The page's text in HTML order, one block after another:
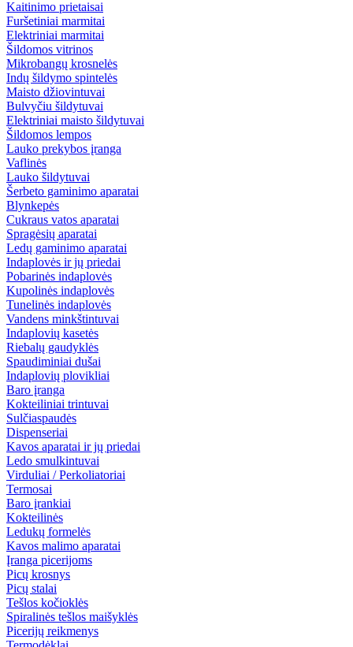
Kaitinimo prietaisai
Furšetiniai marmitai
Elektriniai marmitai
Šildomos vitrinos
Mikrobangų krosnelės
Indų šildymo spintelės
Maisto džiovintuvai
Bulvyčiu šildytuvai
Elektriniai maisto šildytuvai
Šildomos lempos
Lauko prekybos įranga
Vaflinės
Lauko šildytuvai
Šerbeto gaminimo aparatai
Blynkepės
Cukraus vatos aparatai
Spragėsių aparatai
Ledų gaminimo aparatai
Indaplovės ir jų priedai
Pobarinės indaplovės
Kupolinės indaplovės
Tunelinės indaplovės
Vandens minkštintuvai
Indaplovių kasetės
Riebalų gaudyklės
Spaudiminiai dušai
Indaplovių plovikliai
Baro įranga
Kokteiliniai trintuvai
Sulčiaspaudės
Dispenseriai
Kavos aparatai ir jų priedai
Ledo smulkintuvai
Virduliai / Perkoliatoriai
Termosai
Baro įrankiai
Kokteilinės
Ledukų formelės
Kavos malimo aparatai
Įranga picerijoms
Picų krosnys
Picų stalai
Tešlos kočioklės
Spiralinės tešlos maišyklės
Picerijų reikmenys